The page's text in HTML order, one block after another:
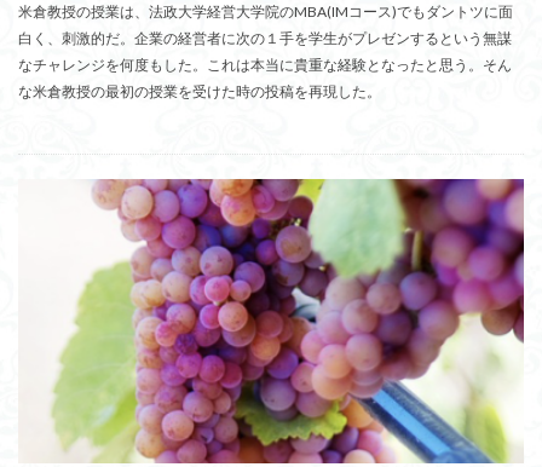
米倉教授の授業は、法政大学経営大学院のMBA(IMコース)でもダントツに面
白く、刺激的だ。企業の経営者に次の１手を学生がプレゼンするという無謀
なチャレンジを何度もした。これは本当に貴重な経験となったと思う。そん
な米倉教授の最初の授業を受けた時の投稿を再現した。